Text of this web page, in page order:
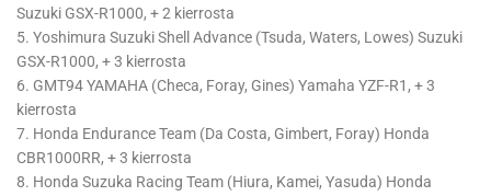
Suzuki GSX-R1000, + 2 kierrosta
5. Yoshimura Suzuki Shell Advance (Tsuda, Waters, Lowes) Suzuki
GSX-R1000, + 3 kierrosta
6. GMT94 YAMAHA (Checa, Foray, Gines) Yamaha YZF-R1, + 3
kierrosta
7. Honda Endurance Team (Da Costa, Gimbert, Foray) Honda
CBR1000RR, + 3 kierrosta
8. Honda Suzuka Racing Team (Hiura, Kamei, Yasuda) Honda